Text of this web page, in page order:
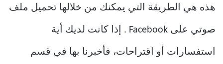
هذه هي الطريقة التي يمكنك من خلالها تحميل ملف
صوتي على Facebook . إذا كانت لديك أية
استفسارات أو اقتراحات، فأخبرنا بها في قسم